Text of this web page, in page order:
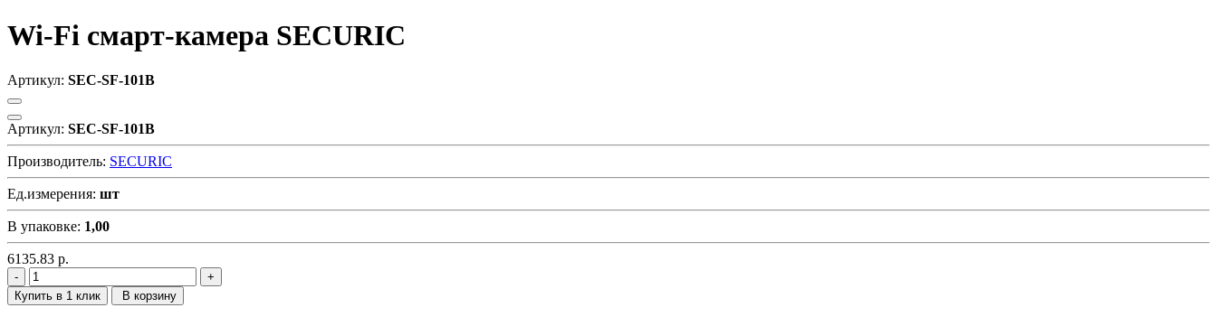
Wi-Fi cмарт-камера SECURIC
Артикул: SEC-SF-101B
Артикул: SEC-SF-101B
Производитель: SECURIC
Ед.измерения: шт
В упаковке: 1,00
6135.83 р.
Купить в 1 клик В корзину